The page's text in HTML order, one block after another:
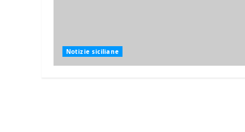
Notizie siciliane